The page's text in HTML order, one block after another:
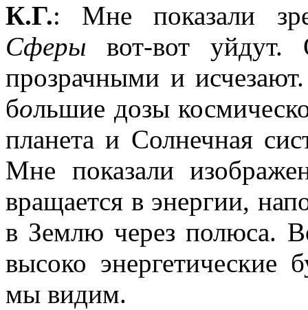
К.Г.: Мне показали
Сферы вот-вот уйдут.
прозрачными и
большие дозы
планета и Солнечная
Мне показали
вращается в энергии,
в Землю через полюса.
высоко энергетические
мы видим.